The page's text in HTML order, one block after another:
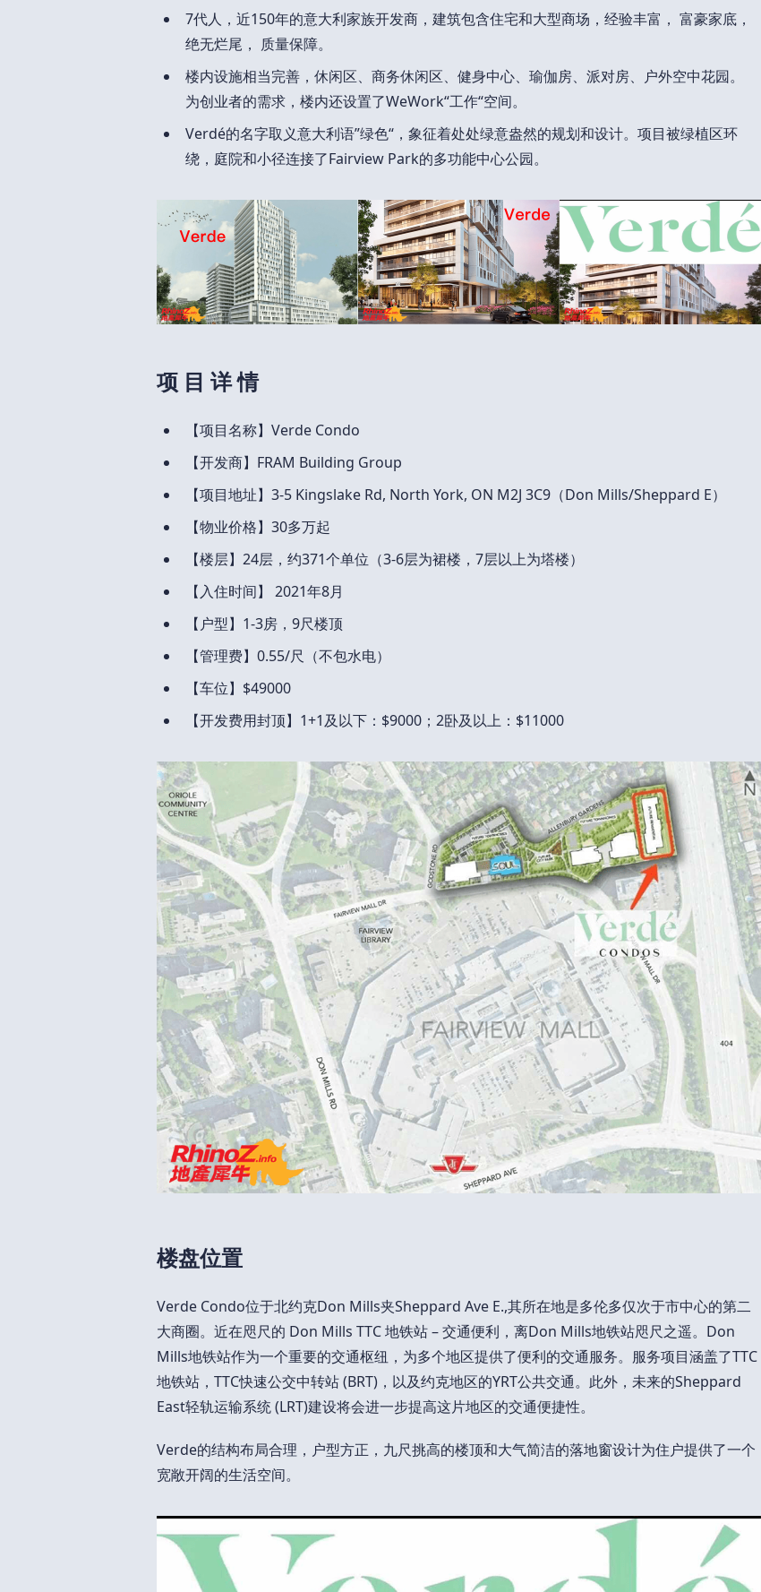
7代人，近150年的意大利家族开发商，建筑包含住宅和大型商场，经验丰富， 富豪家底，
绝无烂尾， 质量保障。
楼内设施相当完善，休闲区、商务休闲区、健身中心、瑜伽房、派对房、户外空中花园。
为创业者的需求，楼内还设置了WeWork“工作“空间。
Verdé的名字取义意大利语”绿色“，象征着处处绿意盎然的规划和设计。项目被绿植区环
绕，庭院和小径连接了Fairview Park的多功能中心公园。
项 目 详 情
【项目名称】Verde Condo
【开发商】FRAM Building Group
【项目地址】3-5 Kingslake Rd, North York, ON M2J 3C9（Don Mills/Sheppard E）
【物业价格】30多万起
【楼层】24层，约371个单位（3-6层为裙楼，7层以上为塔楼）
【入住时间】 2021年8月
【户型】1-3房，9尺楼顶
【管理费】0.55/尺（不包水电）
【车位】$49000
【开发费用封顶】1+1及以下：$9000；2卧及以上：$11000
楼盘位置
Verde Condo位于北约克Don Mills夹Sheppard Ave E.,其所在地是多伦多仅次于市中心的第二
大商圈。近在咫尺的 Don Mills TTC 地铁站 – 交通便利，离Don Mills地铁站咫尺之遥。Don
Mills地铁站作为一个重要的交通枢纽，为多个地区提供了便利的交通服务。服务项目涵盖了TTC
地铁站，TTC快速公交中转站 (BRT)，以及约克地区的YRT公共交通。此外，未来的Sheppard
East轻轨运输系统 (LRT)建设将会进一步提高这片地区的交通便捷性。
Verde的结构布局合理，户型方正，九尺挑高的楼顶和大气简洁的落地窗设计为住户提供了一个
宽敞开阔的生活空间。